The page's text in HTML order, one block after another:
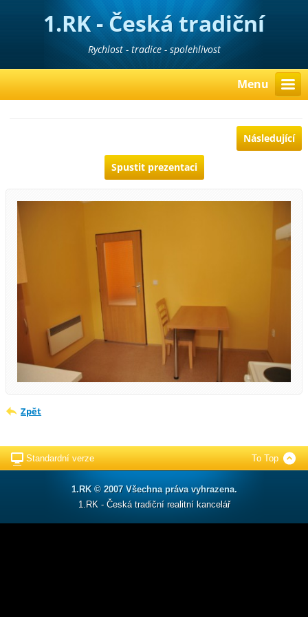
1.RK - Česká tradiční
realitní kancelář
Rychlost - tradice - spolehlivost
Menu
Následující
Spustit prezentaci
Zpět
Standardní verze To Top
1.RK © 2007 Všechna práva vyhrazena.
1.RK - Česká tradiční realitní kancelář